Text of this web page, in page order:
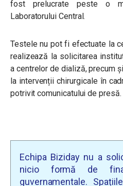
fost prelucrate peste o
Laboratorului Central.
Testele nu pot fi efectuate la
realizează la solicitarea
a centrelor de dializă, precum
la intervenții chirurgicale în
potrivit comunicatului de presă.
Echipa Biziday nu a
nicio formă de
guvernamentale.